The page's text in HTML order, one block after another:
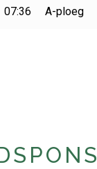
07:36 A-ploeg